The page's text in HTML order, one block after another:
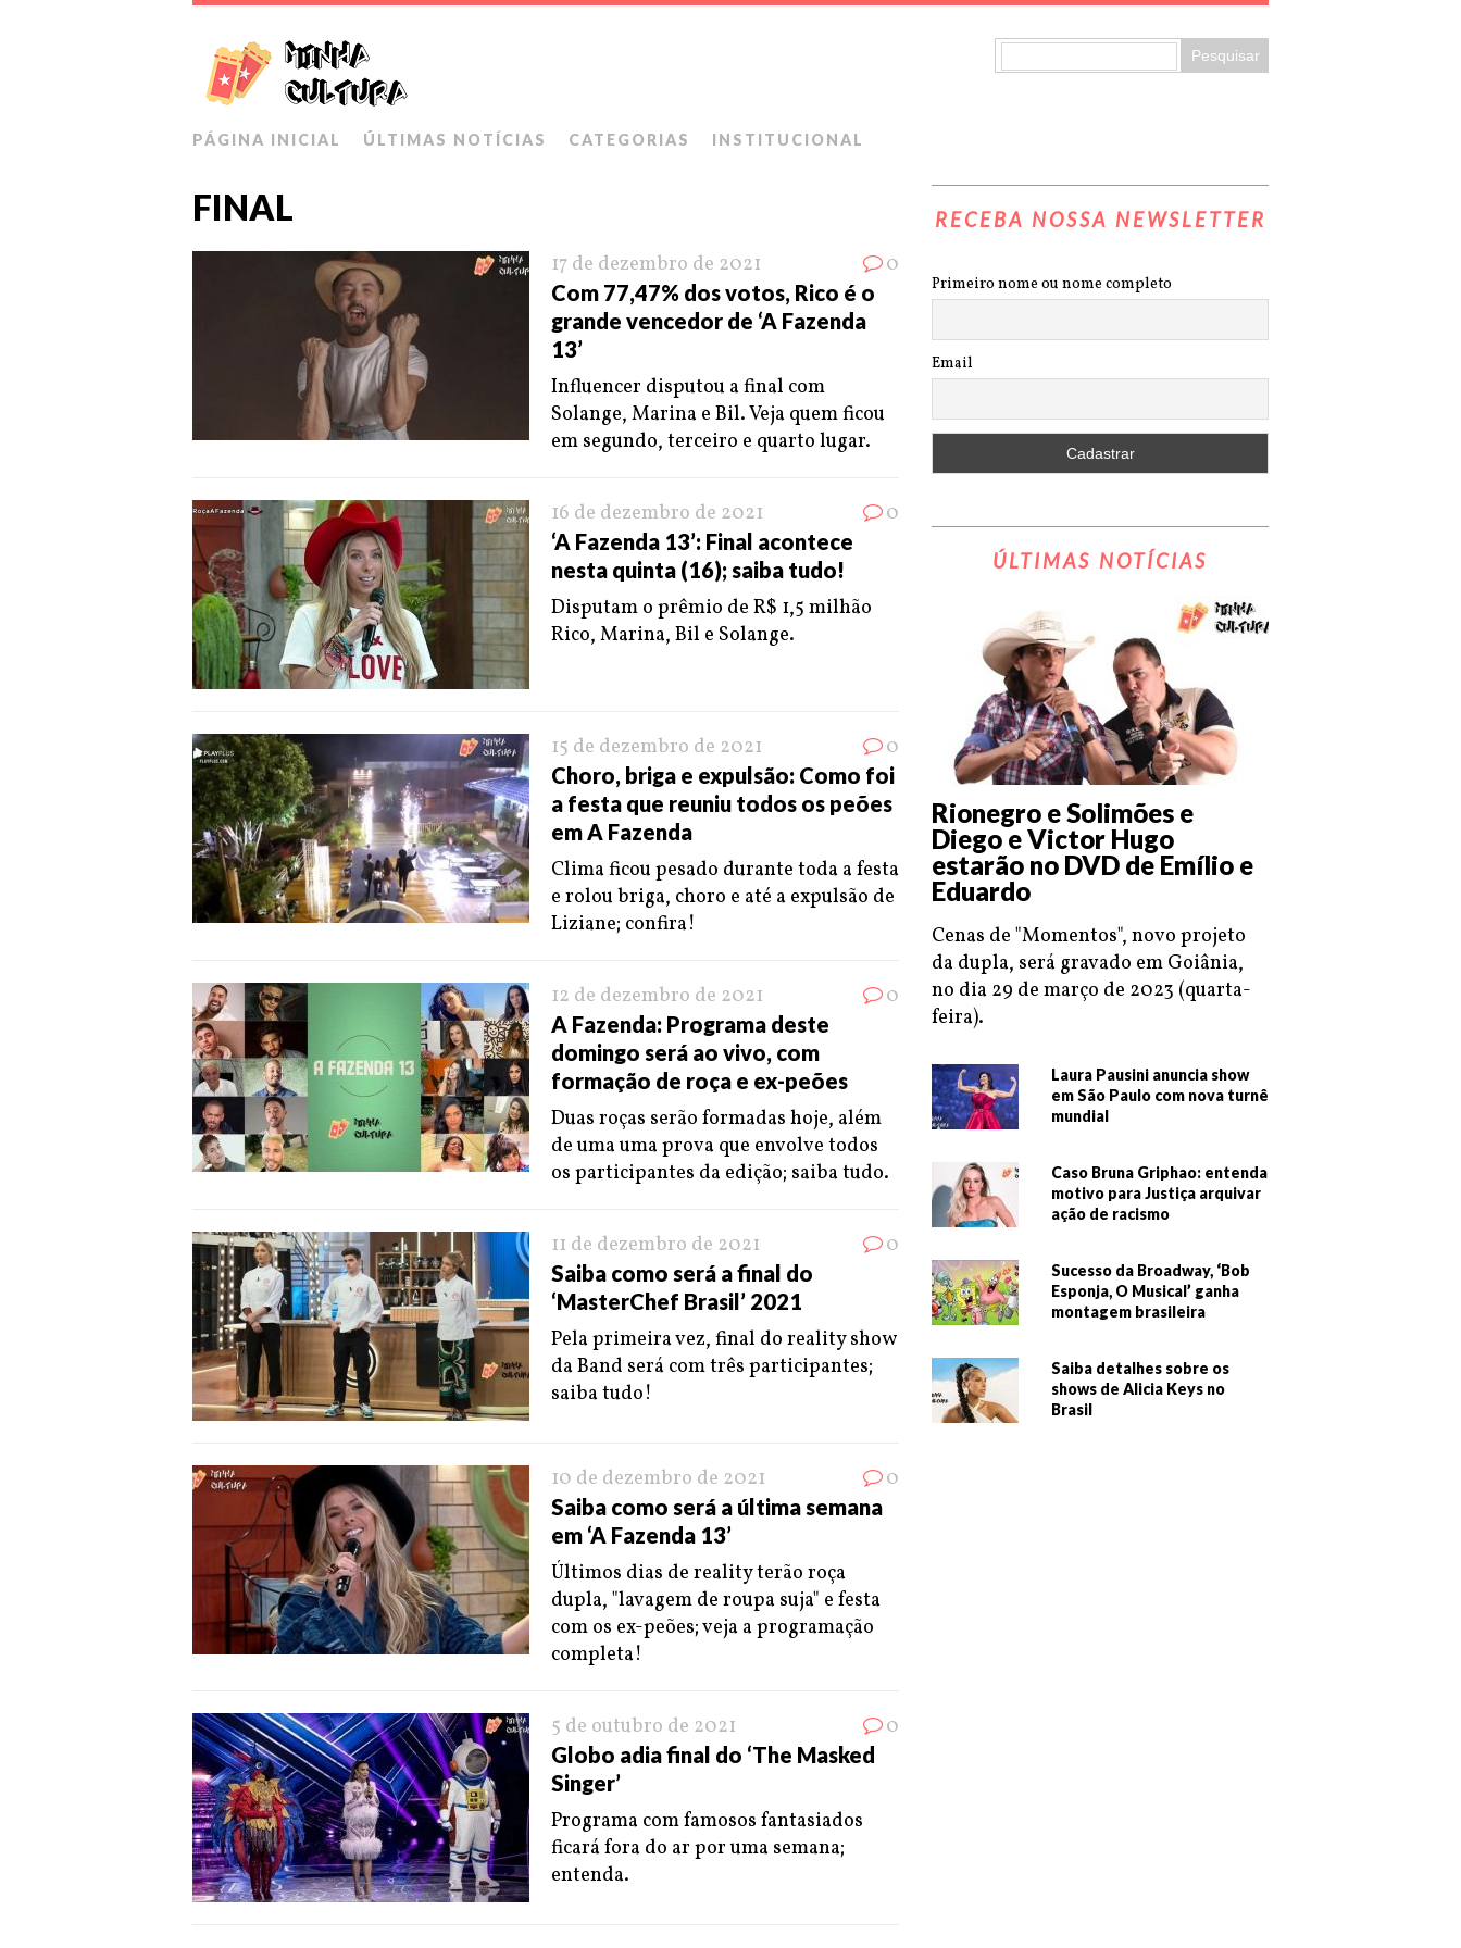
PÁGINA INICIAL ÚLTIMAS NOTÍCIAS CATEGORIAS INSTITUCIONAL
FINAL
17 de dezembro de 2021 0
Com 77,47% dos votos, Rico é o
grande vencedor de ‘A Fazenda
13’
Influencer disputou a final com
Solange, Marina e Bil. Veja quem ficou
em segundo, terceiro e quarto lugar.
16 de dezembro de 2021 0
‘A Fazenda 13’: Final acontece
nesta quinta (16); saiba tudo!
Disputam o prêmio de R$ 1,5 milhão
Rico, Marina, Bil e Solange.
15 de dezembro de 2021 0
Choro, briga e expulsão: Como foi
a festa que reuniu todos os peões
em A Fazenda
Clima ficou pesado durante toda a festa
e rolou briga, choro e até a expulsão de
Liziane; confira!
12 de dezembro de 2021 0
A Fazenda: Programa deste
domingo será ao vivo, com
formação de roça e ex-peões
Duas roças serão formadas hoje, além
de uma uma prova que envolve todos
os participantes da edição; saiba tudo.
11 de dezembro de 2021 0
Saiba como será a final do
‘MasterChef Brasil’ 2021
Pela primeira vez, final do reality show
da Band será com três participantes;
saiba tudo!
10 de dezembro de 2021 0
Saiba como será a última semana
em ‘A Fazenda 13’
Últimos dias de reality terão roça
dupla, "lavagem de roupa suja" e festa
com os ex-peões; veja a programação
completa!
5 de outubro de 2021 0
Globo adia final do ‘The Masked
Singer’
Programa com famosos fantasiados
ficará fora do ar por uma semana;
entenda.
RECEBA NOSSA NEWSLETTER
Primeiro nome ou nome completo
Email
ÚLTIMAS NOTÍCIAS
Rionegro e Solimões e
Diego e Victor Hugo
estarão no DVD de Emílio e
Eduardo
Cenas de "Momentos", novo projeto
da dupla, será gravado em Goiânia,
no dia 29 de março de 2023 (quarta-
feira).
Laura Pausini anuncia show
em São Paulo com nova turnê
mundial
Caso Bruna Griphao: entenda
motivo para Justiça arquivar
ação de racismo
Sucesso da Broadway, ‘Bob
Esponja, O Musical’ ganha
montagem brasileira
Saiba detalhes sobre os
shows de Alicia Keys no
Brasil